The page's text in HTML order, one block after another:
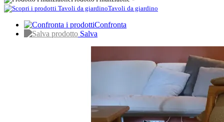
Tavoli da giardino
Confronta
Salva